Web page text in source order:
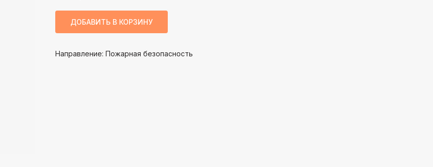
ДОБАВИТЬ В КОРЗИНУ
Направление: Пожарная безопасность